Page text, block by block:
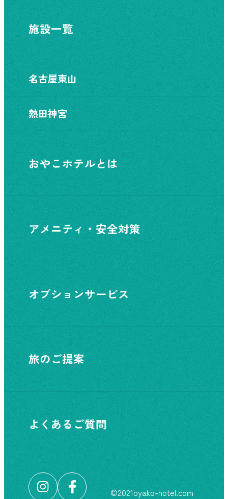
施設一覧
名古屋東山
熱田神宮
おやこホテルとは
アメニティ・安全対策
オプションサービス
旅のご提案
よくあるご質問
©︎2021oyako-hotel.com